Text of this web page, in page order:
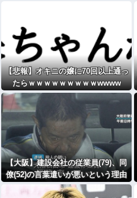
【悲報】オキニの嬢に70回以上通っ
たらｗｗｗｗｗｗｗｗｗwwww
【大阪】建設会社の従業員(79)、同
僚(52)の言葉遣いが悪いという理由
でクビに刃物を刺して殺害